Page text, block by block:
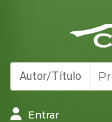
Entrar